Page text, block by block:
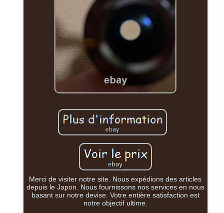
Merci de visiter notre site. Nous expédions des articles
depuis le Japon. Nous fournissons nos services en nous
basant sur notre devise. Votre entière satisfaction est
notre objectif ultime.